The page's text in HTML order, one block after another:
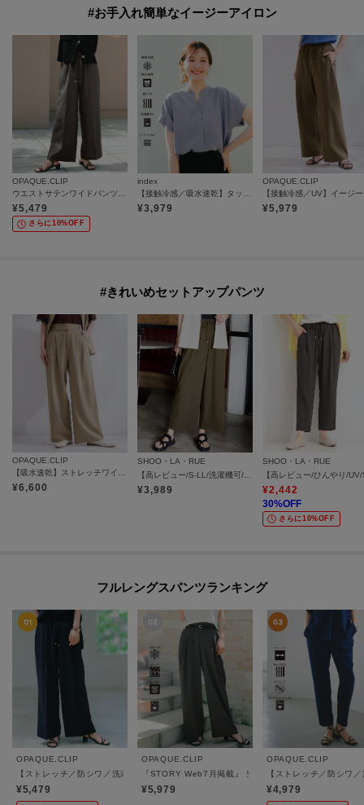
#お手入れ簡単なイージーアイロン
OPAQUE.CLIP
ウエストサテンワイドパンツ【洗濯機OK／イージーアイロン】
¥5,479
さらに10%OFF
index
【接触冷感／吸水速乾】タックスキッパーブラウス《防シワ／イージーアイロン／洗濯機OK／9col》
¥3,979
OPAQUE.CLIP
¥5,979
#きれいめセットアップパンツ
OPAQUE.CLIP
¥6,600
SHOO・LA・RUE
¥3,989
SHOO・LA・RUE
¥2,442
30%OFF
さらに10%OFF
フルレングスパンツランキング
OPAQUE.CLIP
【ストレッチ／防シワ／洗濯機OK】美脚イージーワイドパンツ《SS～LL／7col／セッ
¥5,479
OPAQUE.CLIP
『STORY Web7月掲載』 空気パンツ《接触冷感／UV
¥5,979
OPAQUE.CLIP
【ストレッチ／防シワ
¥4,979